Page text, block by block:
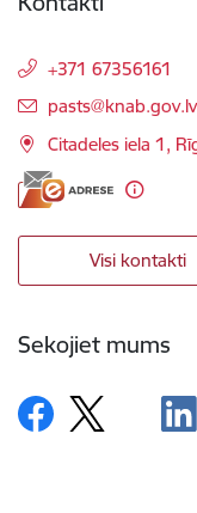
+371 67356161
E-pasts:
pasts@knab.gov.lv
Citadeles iela 1,
Visi kontakti
Sekojiet mums